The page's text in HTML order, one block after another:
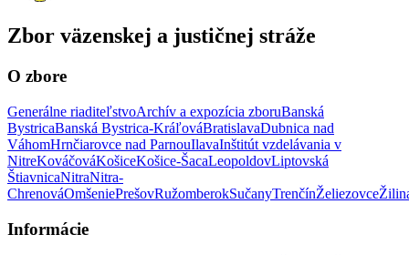
Zbor väzenskej a justičnej stráže
O zbore
Generálne riaditeľstvoArchív a expozícia zboruBanská
BystricaBanská Bystrica-KráľováBratislavaDubnica nad
VáhomHrnčiarovce nad ParnouIlavaInštitút vzdelávania v
NitreKováčováKošiceKošice-ŠacaLeopoldovLiptovská
ŠtiavnicaNitraNitra-
ChrenováOmšeniePrešovRužomberokSučanyTrenčínŽeliezovce
Informácie